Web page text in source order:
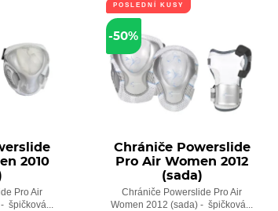
2010
Pro Air
špičková...
POSLEDNÍ KUSY
-50%
Chrániče Powerslide
Pro Air Women 2012
(sada)
Chrániče Powerslide Pro Air
Women 2012 (sada) - špičková...